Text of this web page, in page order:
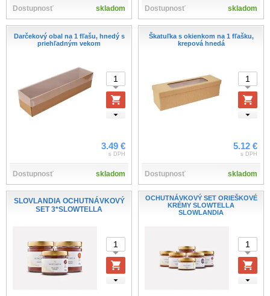
Dostupnosť skladom Dostupnosť skladom
Darčekový obal na 1 fľašu, hnedý s
priehľadným vekom
3.49 €
s DPH
Dostupnosť skladom
Škatuľka s okienkom na 1 fľašku,
krepová hnedá
5.12 €
s DPH
Dostupnosť skladom
SLOVLANDIA OCHUTNÁVKOVÝ
SET 3*SLOWTELLA
OCHUTNÁVKOVÝ SET ORIEŠKOVÉ
KRÉMY SLOWTELLA
SLOWLANDIA